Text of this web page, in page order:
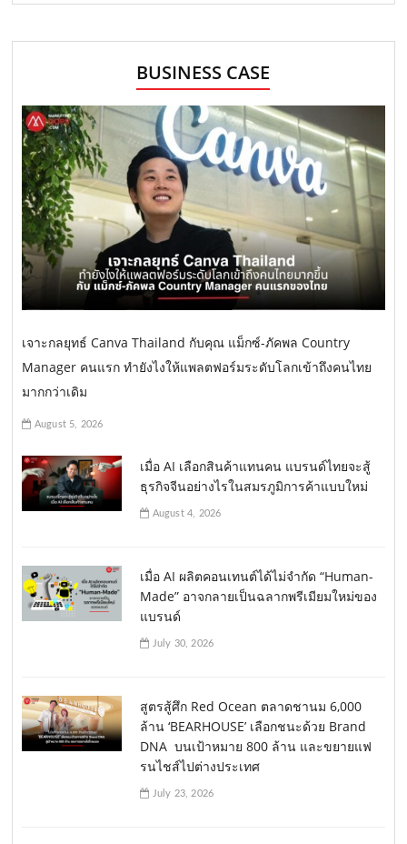
BUSINESS CASE
เจาะกลยุทธ์ Canva Thailand กับคุณ แม็กซ์-ภัคพล Country
Manager คนแรก ทำยังไงให้แพลตฟอร์มระดับโลกเข้าถึงคนไทย
มากกว่าเดิม
August 5, 2026
เมื่อ AI เลือกสินค้าแทนคน แบรนด์ไทยจะสู้
ธุรกิจจีนอย่างไรในสมรภูมิการค้าแบบใหม่
August 4, 2026
เมื่อ AI ผลิตคอนเทนต์ได้ไม่จำกัด “Human-
Made” อาจกลายเป็นฉลากพรีเมียมใหม่ของ
แบรนด์
July 30, 2026
สูตรสู้ศึก Red Ocean ตลาดชานม 6,000
ล้าน ‘BEARHOUSE’ เลือกชนะด้วย Brand
DNA บนเป้าหมาย 800 ล้าน และขยายแฟ
รนไชส์ไปต่างประเทศ
July 23, 2026